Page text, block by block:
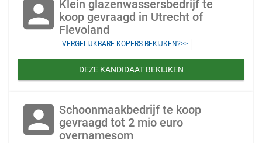
account_box Klein glazenwassersbedrijf te
koop gevraagd in Utrecht of
Flevoland
VERGELIJKBARE KOPERS BEKIJKEN?>>
DEZE KANDIDAAT BEKIJKEN
account_box Schoonmaakbedrijf te koop
gevraagd tot 2 mio euro
overnamesom